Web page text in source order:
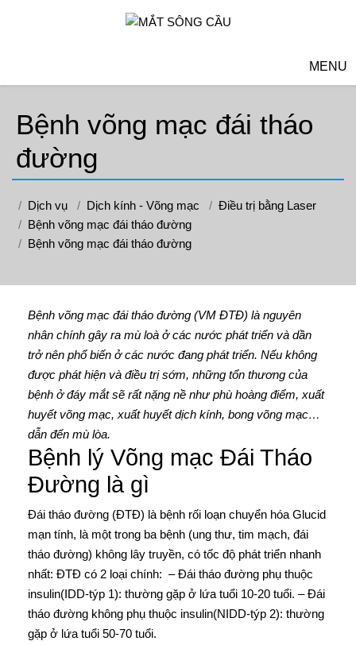
MENU
Bệnh võng mạc đái tháo
đường
Dịch vụ Dịch kính - Võng mạc
Điều trị bằng Laser
Bệnh võng mạc đái tháo đường
Bệnh võng mạc đái tháo đường
Bệnh võng mạc đái tháo đường (VM ĐTĐ) là nguyên
nhân chính gây ra mù loà ở các nước phát triển và dần
trở nên phổ biến ở các nước đang phát triển. Nếu không
được phát hiện và điều trị sớm, những tổn thương của
bệnh ở đáy mắt sẽ rất nặng nề như phù hoàng điểm, xuất
huyết võng mạc, xuất huyết dịch kính, bong võng mạc…
dẫn đến mù lòa.
Bệnh lý Võng mạc Đái Tháo
Đường là gì
Đái tháo đường (ĐTĐ) là bệnh rối loạn chuyển hóa Glucid
mạn tính, là một trong ba bệnh (ung thư, tim mạch, đái
tháo đường) không lây truyền, có tốc độ phát triển nhanh
nhất: ĐTĐ có 2 loại chính: – Đái tháo đường phụ thuộc
insulin(IDD-týp 1): thường gặp ở lứa tuổi 10-20 tuổi. – Đái
tháo đường không phụ thuộc insulin(NIDD-týp 2): thường
gặp ở lứa tuổi 50-70 tuổi.